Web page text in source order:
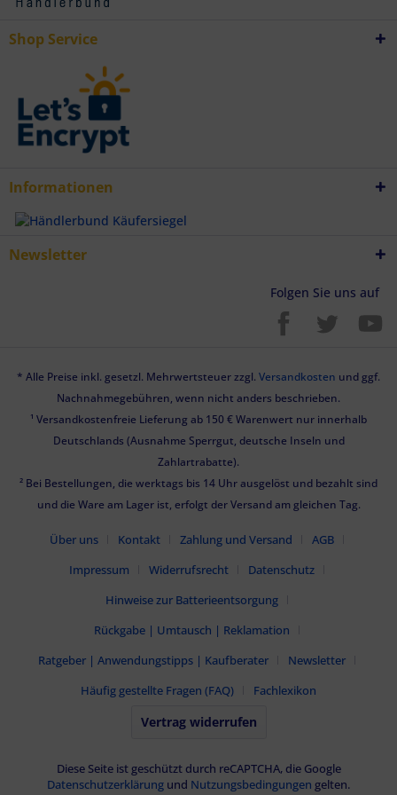
Shop Service
Informationen
Newsletter
Folgen Sie uns auf
* Alle Preise inkl. gesetzl. Mehrwertsteuer zzgl. Versandkosten und ggf.
Nachnahmegebühren, wenn nicht anders beschrieben.
¹ Versandkostenfreie Lieferung ab 150 € Warenwert nur innerhalb
Deutschlands (Ausnahme Sperrgut, deutsche Inseln und
Zahlartrabatte).
² Bei Bestellungen, die werktags bis 14 Uhr ausgelöst und bezahlt sind
und die Ware am Lager ist, erfolgt der Versand am gleichen Tag.
Über uns Kontakt Zahlung und Versand
AGB
Impressum
Widerrufsrecht
Datenschutz
Hinweise zur Batterieentsorgung
Rückgabe | Umtausch | Reklamation
Ratgeber | Anwendungstipps | Kaufberater
Newsletter
Häufig gestellte Fragen (FAQ)
Fachlexikon
Vertrag widerrufen
Diese Seite ist geschützt durch reCAPTCHA, die Google
Datenschutzerklärung und Nutzungsbedingungen gelten.
Endgeräteeigenschaften zur Identifikation aktiv abfragen